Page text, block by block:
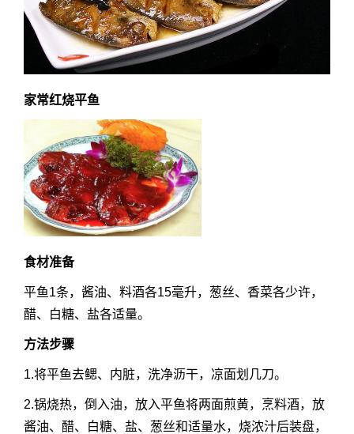
家常红烧平鱼
食材准备
平鱼1条，酱油、料酒各15毫升，葱丝、香菜各少许，
醋、白糖、盐各适量。
方法步骤
1.将平鱼去鳃、内脏，洗净沥干，凉面划几刀。
2.锅烧热，倒入油，放入平鱼将两面煎黄，烹料酒，放
酱油、醋、白糖、盐、葱丝和适量水，烧浓汁后装盘，